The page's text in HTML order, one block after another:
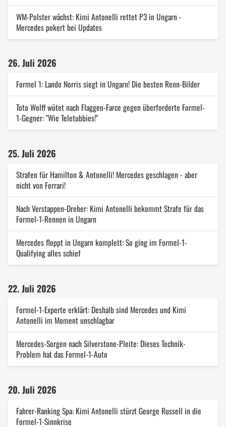
WM-Polster wächst: Kimi Antonelli rettet P3 in Ungarn -
Mercedes pokert bei Updates
26. Juli 2026
Formel 1: Lando Norris siegt in Ungarn! Die besten Renn-Bilder
Toto Wolff wütet nach Flaggen-Farce gegen überforderte Formel-
1-Gegner: "Wie Teletubbies!"
25. Juli 2026
Strafen für Hamilton & Antonelli! Mercedes geschlagen - aber
nicht von Ferrari!
Nach Verstappen-Dreher: Kimi Antonelli bekommt Strafe für das
Formel-1-Rennen in Ungarn
Mercedes floppt in Ungarn komplett: So ging im Formel-1-
Qualifying alles schief
22. Juli 2026
Formel-1-Experte erklärt: Deshalb sind Mercedes und Kimi
Antonelli im Moment unschlagbar
Mercedes-Sorgen nach Silverstone-Pleite: Dieses Technik-
Problem hat das Formel-1-Auto
20. Juli 2026
Fahrer-Ranking Spa: Kimi Antonelli stürzt George Russell in die
Formel-1-Sinnkrise